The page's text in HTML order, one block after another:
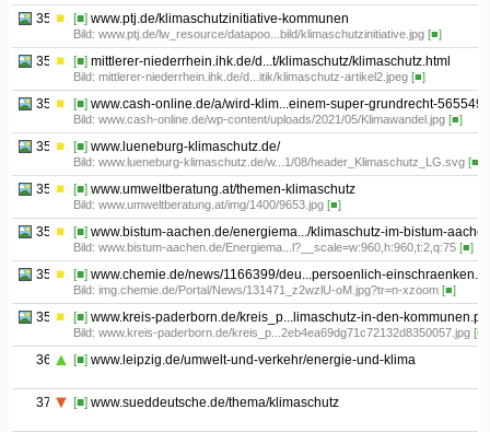
35.03 [■] www.ptj.de/klimaschutzinitiative-kommunen
Bild: www.ptj.de/lw_resource/datapoo...bild/klimaschutzinitiative.jpg [■]
35.04 [■] mittlerer-niederrhein.ihk.de/d...t/klimaschutz/klimaschutz.html
Bild: mittlerer-niederrhein.ihk.de/d...itik/klimaschutz-artikel2.jpeg [■]
35.05 [■] www.cash-online.de/a/wird-klim...einem-super-grundrecht-565549/
Bild: www.cash-online.de/wp-content/uploads/2021/05/Klimawandel.jpg [■]
35.06 [■] www.lueneburg-klimaschutz.de/
Bild: www.lueneburg-klimaschutz.de/w...1/08/header_Klimaschutz_LG.svg [■]
35.07 [■] www.umweltberatung.at/themen-klimaschutz
Bild: www.umweltberatung.at/img/1400/9653.jpg [■]
35.08 [■] www.bistum-aachen.de/energiema.../klimaschutz-im-bistum-
Bild: www.bistum-aachen.de/Energiema...l?__scale=w:960,h:960,t:2,q:75 [■]
35.09 [■] www.chemie.de/news/1166399/deu...persoenlich-
Bild: img.chemie.de/Portal/News/131471_z2wzlU-oM.jpg?tr=n-xzoom [■]
35.10 [■] www.kreis-paderborn.de/kreis_p...limaschutz-in-den-
Bild: www.kreis-paderborn.de/kreis_p...2eb4ea69dg71c72132d8350057.jpg [■]
36 [■] www.leipzig.de/umwelt-und-verkehr/energie-und-klima
37 [■] www.sueddeutsche.de/thema/klimaschutz